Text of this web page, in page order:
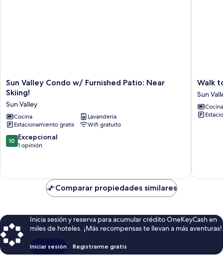
Sun
Valley
Condo
w/
Furnished
Patio:
Near
Skiing!
Sun Valley Condo w/ Furnished Patio: Near
Skiing!
Sun Valley
Cocina
Lavandería
Estacionamiento gratis
Wifi gratuito
10.0
de
opinión
10 Excepcional
1 opinión
Walk
to
Sun
Valley
Village:
Walk
Sun
Cocina
Comparar propiedades similares
Inicia sesión y reserva para acumular crédito OneKeyCash en
miles de hoteles. ¡Más recompensas te llevan a más aventuras!
Iniciar sesión Registrarme gratis